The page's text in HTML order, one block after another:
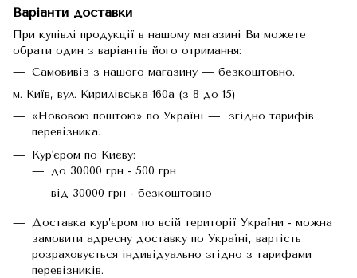
Варіанти доставки
При купівлі продукції в нашому магазині Ви можете
обрати один з варіантів його отримання:
Самовивіз з нашого магазину — безкоштовно.
м. Київ, вул. Кирилівська 160а (з 8 до 15)
«Нововою поштою» по Україні — згідно тарифів
перевізника.
Кур'єром по Києву:
до 30000 грн - 500 грн
від 30000 грн - безкоштовно
Доставка кур’єром по всій території України - можна
замовити адресну доставку по Україні, вартість
розраховується індивідуально згідно з тарифами
перевізників.